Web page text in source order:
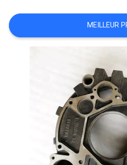
NOUS
DEMANDEZ
UN DEVIS
MEILLEUR